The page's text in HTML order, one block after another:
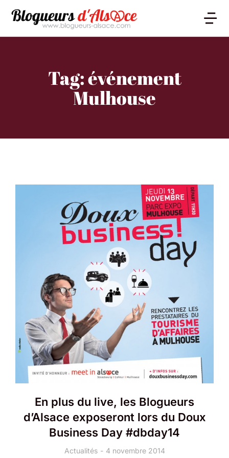
Tag: événement
Mulhouse
En plus du live, les Blogueurs
d’Alsace exposeront lors du Doux
Business Day #dbday14
Actualités 4 novembre 2014